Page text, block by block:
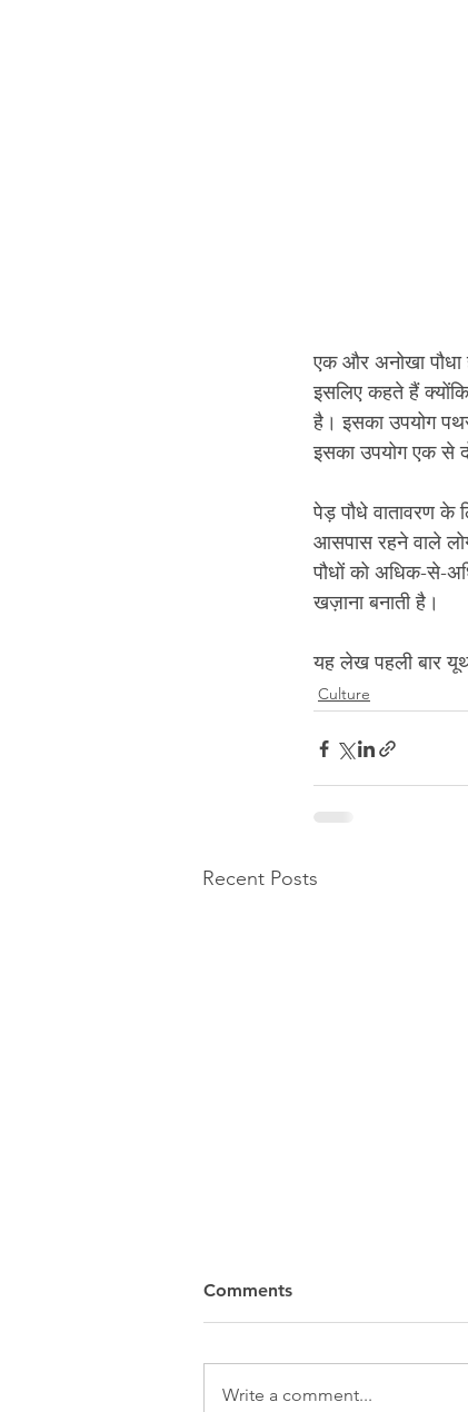
एक और अनोखा पौधा
इसलिए कहते हैं
है। इसका उपयोग
इसका उपयोग एक से
पेड़ पौधे वातावरण के
आसपास रहने वाले
पौधों को अधिक-से-
खज़ाना बनाती है।
यह लेख पहली बार
Culture
Recent Posts
Comments
Write a comment...